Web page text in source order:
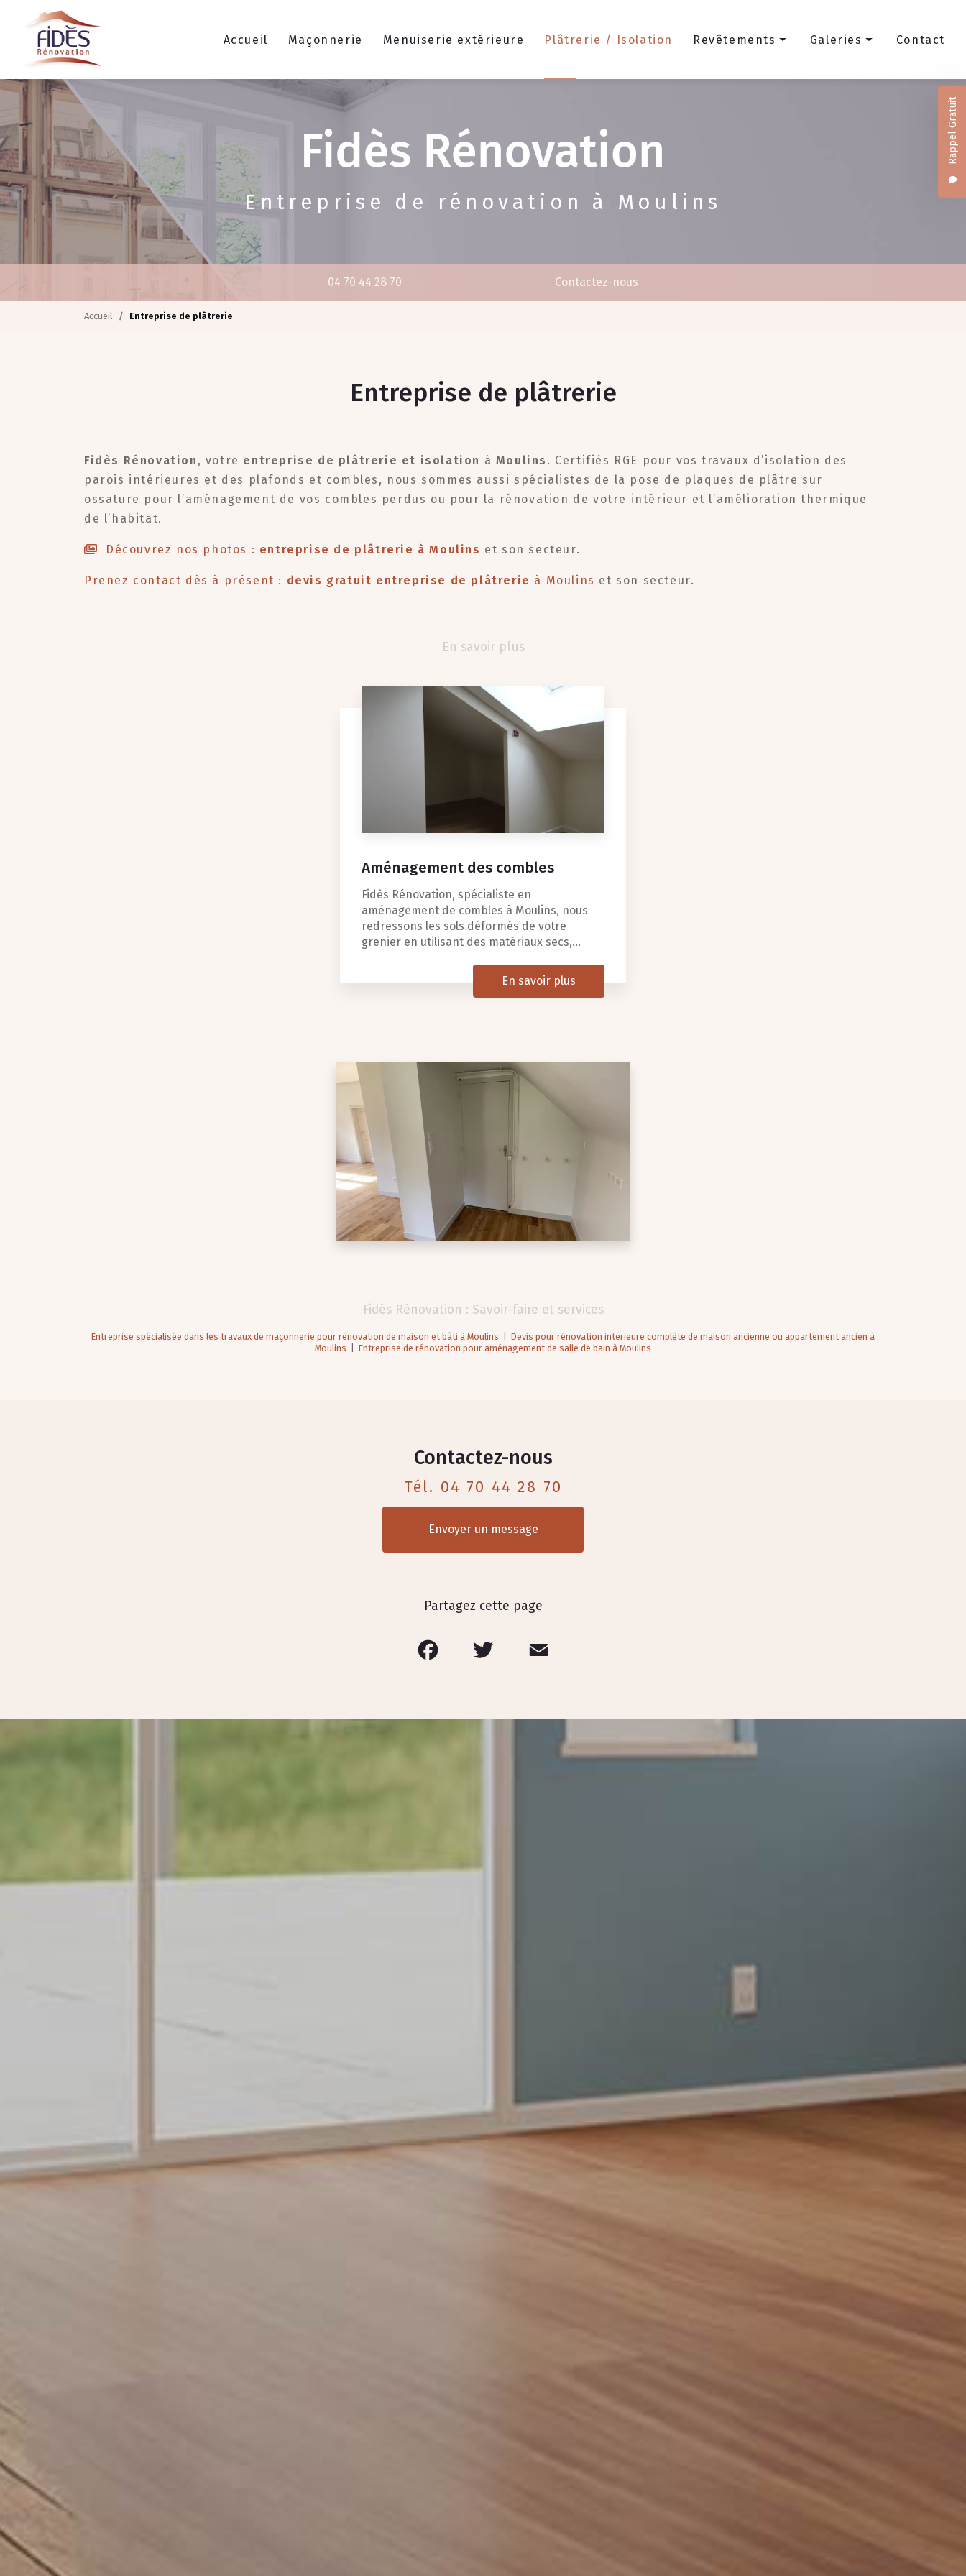
contenu
principal
Rappel Gratuit
Accueil Maçonnerie Menuiserie extérieure Plâtrerie / Isolation Revêtements Galeries Contact
Entreprise de rénovation à Moulins
04 70 44 28 70 Contactez-nous
Accueil Entreprise de plâtrerie
Entreprise de plâtrerie
Fidès Rénovation , votre entreprise de plâtrerie et isolation à Moulins . Certifiés RGE pour vos travaux d’isolation des
parois intérieures et des plafonds et combles, nous sommes aussi spécialistes de la pose de plaques de plâtre sur
ossature pour l’aménagement de vos combles perdus ou pour la rénovation de votre intérieur et l’amélioration thermique
de l’habitat.
Découvrez nos photos : entreprise de plâtrerie à Moulins et son secteur.
Prenez contact dès à présent : devis gratuit entreprise de plâtrerie à Moulins et son secteur.
En savoir plus
Aménagement des combles
Fidès Rénovation, spécialiste en
aménagement de combles à Moulins, nous
redressons les sols déformés de votre
grenier en utilisant des matériaux secs,...
En savoir plus
Fidès Rénovation : Savoir-faire et services
Entreprise spécialisée dans les travaux de maçonnerie pour rénovation de maison et bâti à Moulins
Devis pour rénovation intérieure complète de maison ancienne ou appartement ancien à
Moulins
Entreprise de rénovation pour aménagement de salle de bain à Moulins
Contactez-nous
Tél. 04 70 44 28 70
Envoyer un message
Partagez cette page